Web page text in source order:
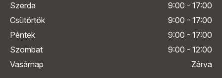
Szerda
9:00 - 17:00
Csütörtök
9:00 - 17:00
Péntek
9:00 - 17:00
Szombat
9:00 - 12:00
Vasárnap
Zárva